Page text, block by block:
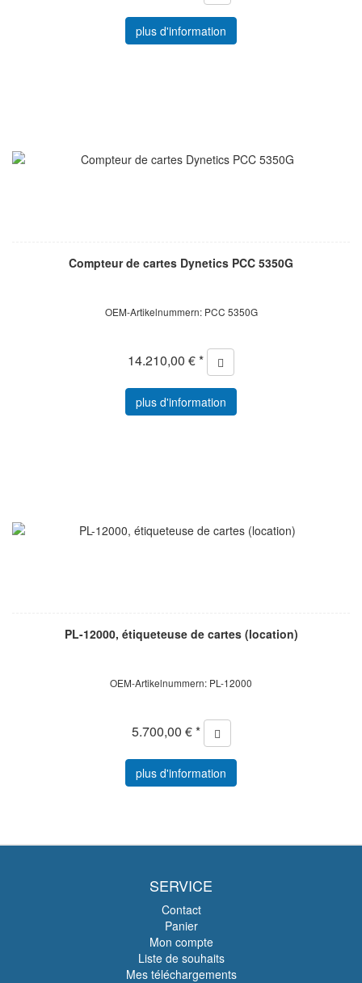
plus d'information
Compteur de cartes Dynetics PCC 5350G
OEM-Artikelnummern: PCC 5350G
14.210,00 € *
plus d'information
PL-12000, étiqueteuse de cartes (location)
OEM-Artikelnummern: PL-12000
5.700,00 € *
plus d'information
SERVICE
Contact
Panier
Mon compte
Liste de souhaits
Mes téléchargements